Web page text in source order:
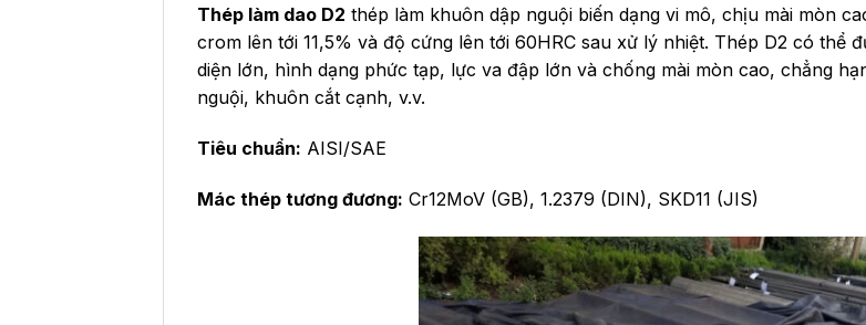
Thép làm dao D2 thép làm khuôn dập nguội biến dạng vi mô, chịu mài mòn
crom lên tới 11,5% và độ cứng lên tới 60HRC sau xử lý nhiệt. Thép D2 có thể
diện lớn, hình dạng phức tạp, lực va đập lớn và chống mài mòn cao, chẳng
nguội, khuôn cắt cạnh, v.v.
Tiêu chuẩn: AISI/SAE
Mác thép tương đương: Cr12MoV (GB), 1.2379 (DIN), SKD11 (JIS)